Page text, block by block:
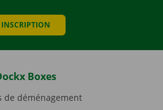
INSCRIPTION
Boxes
de déménagement